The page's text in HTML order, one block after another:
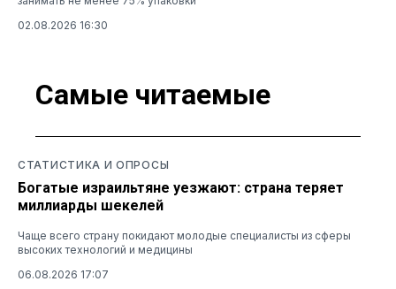
02.08.2026 16:30
Самые читаемые
СТАТИСТИКА И ОПРОСЫ
Богатые израильтяне уезжают: страна теряет
миллиарды шекелей
Чаще всего страну покидают молодые специалисты из сферы
высоких технологий и медицины
06.08.2026 17:07